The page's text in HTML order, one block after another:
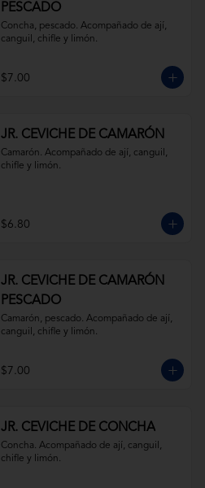
PESCADO
Concha, pescado. Acompañado de ají,
canguil, chifle y limón.
$7.00
JR. CEVICHE DE CAMARÓN
Camarón. Acompañado de ají, canguil,
chifle y limón.
$6.80
JR. CEVICHE DE CAMARÓN
PESCADO
Camarón, pescado. Acompañado de ají,
canguil, chifle y limón.
$7.00
JR. CEVICHE DE CONCHA
Concha. Acompañado de ají, canguil,
chifle y limón.